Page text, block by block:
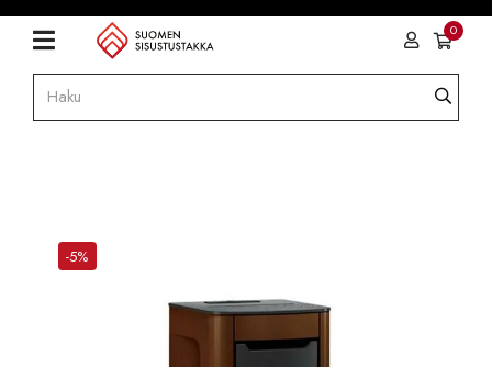
0
-5%